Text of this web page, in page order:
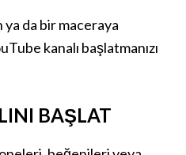
da bir maceraya
kanalı başlatmanızı
BAŞLAT